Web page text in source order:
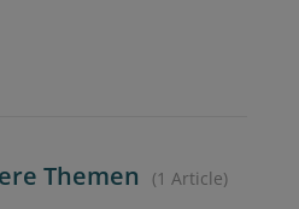
Themen 1 Article